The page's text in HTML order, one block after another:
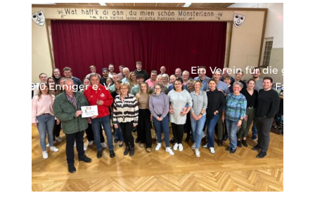
SUS 1910 Enniger e. V.
Ein Verein für die ganze
Familie